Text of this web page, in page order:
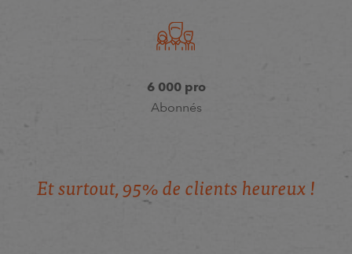
6 000 pro
Abonnés
Et surtout, 95% de clients heureux !